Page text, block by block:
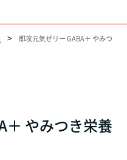
即攻元気ゼリー GABA＋ やみつ
＋ やみつき栄養